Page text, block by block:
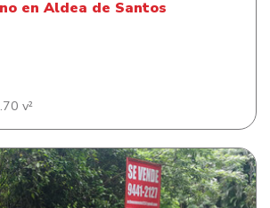
en Aldea de Santos
v²